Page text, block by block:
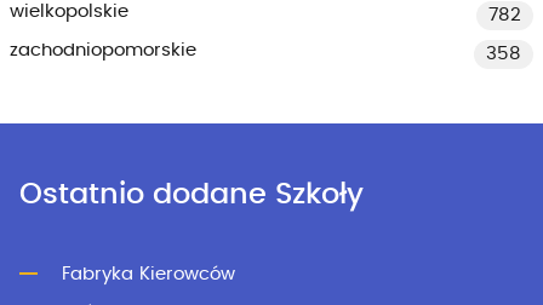
wielkopolskie
782
zachodniopomorskie
358
Ostatnio dodane Szkoły
Fabryka Kierowców